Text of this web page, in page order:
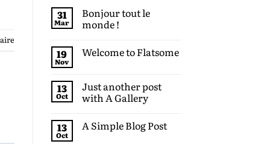
31
Mar
Bonjour tout le
monde !
19
Nov
Welcome to Flatsome
13
Oct
Just another post
with A Gallery
13
Oct
A Simple Blog Post